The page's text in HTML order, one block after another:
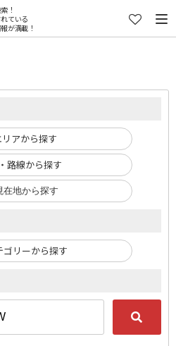
！
ている
が満載！
リアから探す
路線から探す
在地から探す
ゴリーから探す